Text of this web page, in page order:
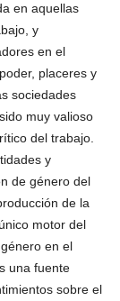
en aquellas
y
en el
placeres y
sociedades
muy valioso
del trabajo.
y
de género del
de la
motor del
en el
una fuente
sobre el